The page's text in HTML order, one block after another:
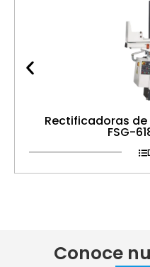
Rectificadoras
FSG-
Conoce